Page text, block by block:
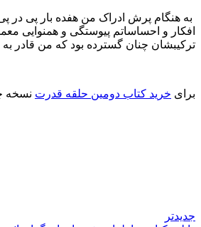
به هنگام پرش ادراک من هفده بار پی در
افکار و احساساتم پیوستگی و همنوایی
ترکیبشان چنان گسترده بود که من قادر به
برای خرید کتاب دومین حلقه قدرت نسخه
جدیدتر